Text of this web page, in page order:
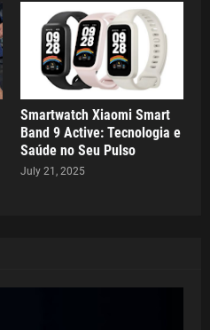
Smartwatch Xiaomi Smart
Band 9 Active: Tecnologia e
Saúde no Seu Pulso
July 21, 2025